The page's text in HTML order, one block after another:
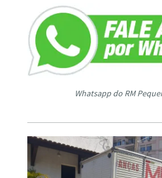
Whatsapp do RM